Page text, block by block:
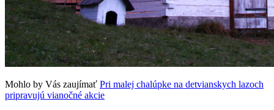
Mohlo by Vás zaujímať Pri malej chalúpke na detvianskych lazoch
pripravujú vianočné akcie